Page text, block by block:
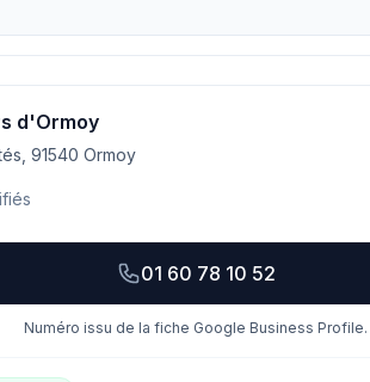
d'Ormoy
91540 Ormoy
01 60 78 10 52
Numéro issu de la fiche Google Business Profile.